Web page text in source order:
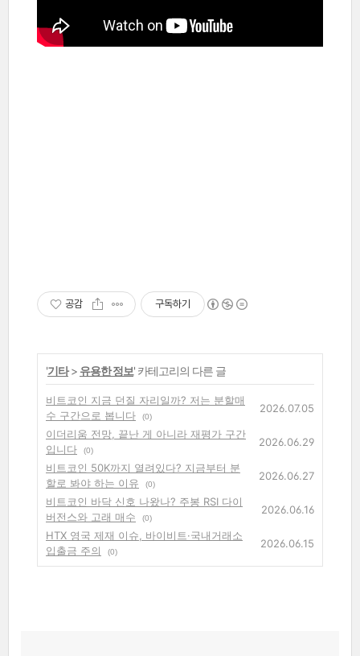
공감 구독하기
'기타> 유용한 정보' 카테고리의 다른 글
비트코인 지금 던질 자리일까? 저는 분할매
수 구간으로 봅니다
(0)
2026.07.05
이더리움 전망, 끝난 게 아니라 재평가 구간
입니다
(0)
2026.06.29
비트코인 50K까지 열려있다? 지금부터 분
할로 봐야 하는 이유
(0)
2026.06.27
비트코인 바닥 신호 나왔나? 주봉 RSI 다이
버전스와 고래 매수
(0)
2026.06.16
HTX 영국 제재 이슈, 바이비트·국내거래소
입출금 주의
(0)
2026.06.15